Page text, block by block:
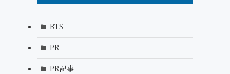
BTS
PR
PR記事